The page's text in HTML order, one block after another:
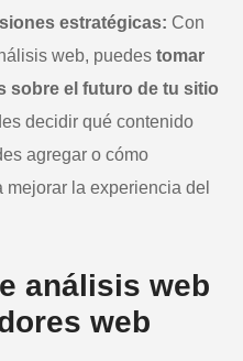
estratégicas: Con
web, puedes tomar
sobre el futuro de tu sitio
decidir qué contenido
agregar o cómo
la experiencia del
análisis web
web